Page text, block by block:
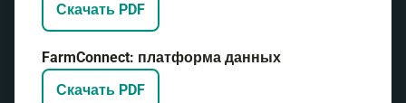
Скачать PDF
FarmConnect: платформа данных
Скачать PDF